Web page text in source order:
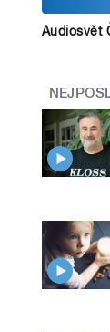
Audiosvět